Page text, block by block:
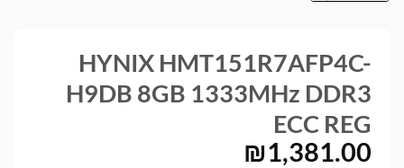
HYNIX HMT151R7AFP4C-
H9DB 8GB 1333MHz DDR3
ECC REG
₪1,381.00